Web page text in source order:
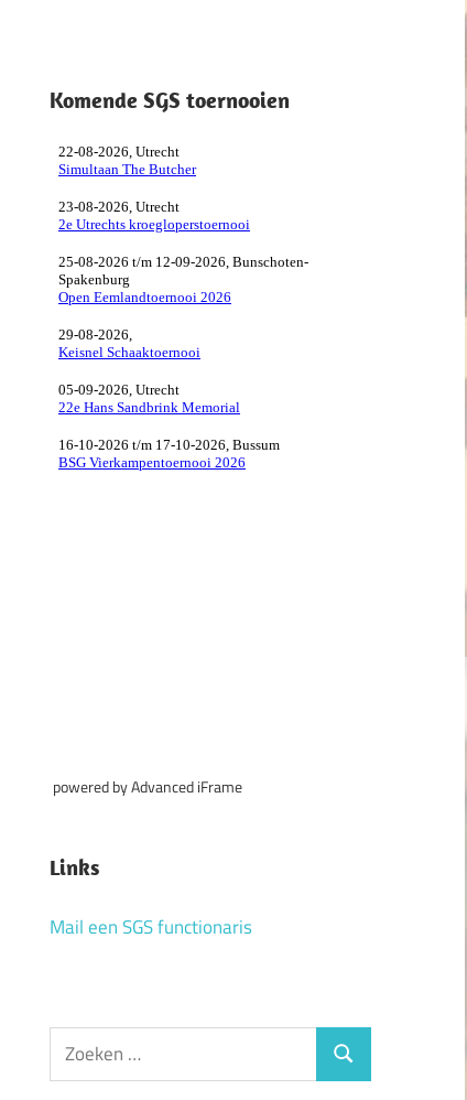
Komende SGS toernooien
powered by Advanced iFrame
Links
Mail een SGS functionaris
Zoeken
naar:
Zoeken